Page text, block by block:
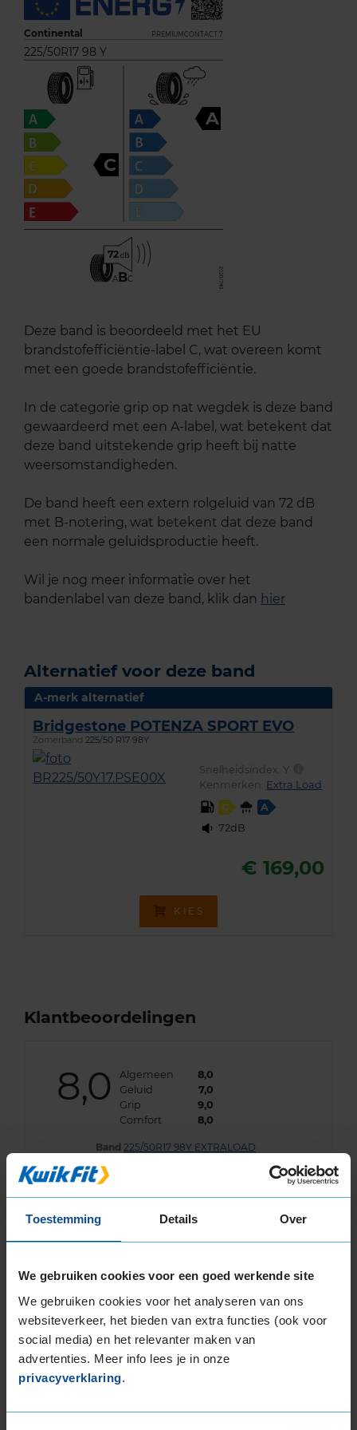
Toestemming Details Over
We gebruiken cookies voor een goed werkende site
We gebruiken cookies voor het analyseren van ons
websiteverkeer, het bieden van extra functies (ook voor
social media) en het relevanter maken van
advertenties. Meer info lees je in onze
privacyverklaring.
Continental PREMIUMCONTACT 7
225/50R17 98 Y
C
A
72
A BC
Deze band is beoordeeld met het EU
brandstofefficiëntie-label C, wat overeen komt
met een goede brandstofefficiëntie.
In de categorie grip op nat wegdek is deze band
gewaardeerd met een A-label, wat betekent dat
deze band uitstekende grip heeft bij natte
weersomstandigheden.
De band heeft een extern rolgeluid van 72 dB
met B-notering, wat betekent dat deze band
een normale geluidsproductie heeft.
Wil je nog meer informatie over het
bandenlabel van deze band, klik dan hier
Alternatief voor deze band
A-merk alternatief
Bridgestone POTENZA SPORT EVO
Zomerband 225/50 R17 98Y
Snelheidsindex: Y
Kenmerken: Extra Load
C
A
72dB
€ 169,00
KIES
Klantbeoordelingen
8,0 Algemeen
8,0
Geluid
7,0
Grip
9,0
Comfort
8,0
Band 225/50R17 98Y EXTRALOAD
Type rijder
10,0 Geluid
10,0
Grip
10,0
Comfort
10,0
Band 225/50R17 98Y EXTRALOAD
Datum beoordeling